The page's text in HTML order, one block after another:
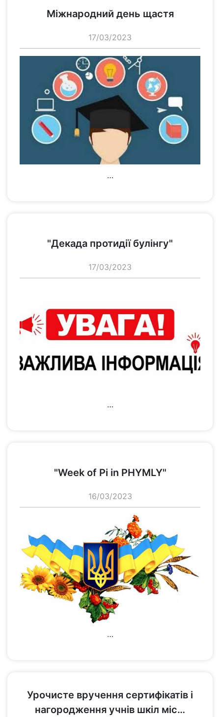
Міжнародний день щастя
17/03/2023
…
"Декада протидії булінгу"
17/03/2023
…
"Week of Pi in PHYMLY"
16/03/2023
…
Урочисте вручення сертифікатів і
нагородження учнів шкіл міс…